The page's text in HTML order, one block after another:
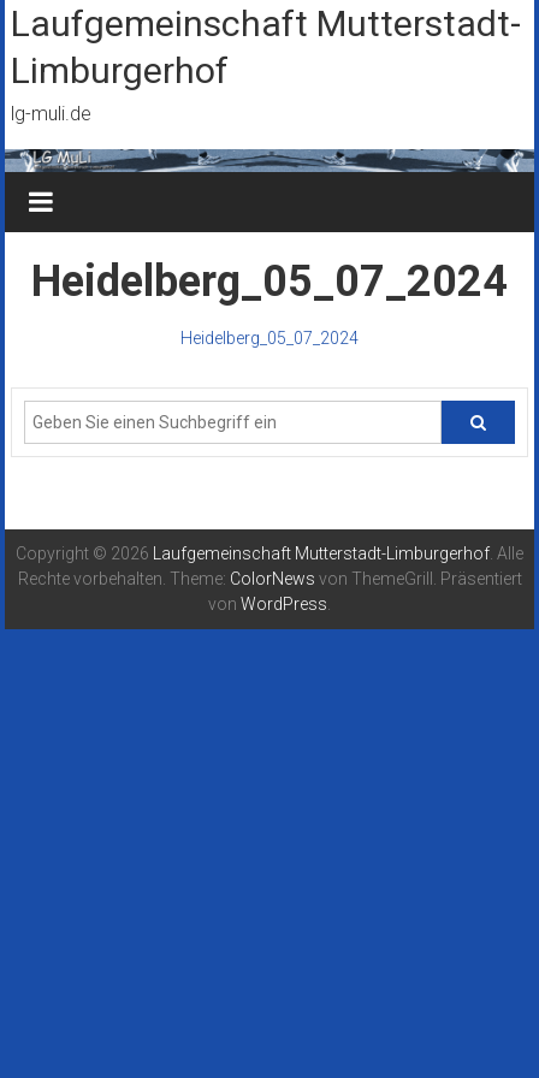
Zum
Inhalt
springen
Laufgemeinschaft Mutterstadt-
Limburgerhof
lg-muli.de
Heidelberg_05_07_2024
Heidelberg_05_07_2024
Copyright © 2026 Laufgemeinschaft Mutterstadt-Limburgerhof . Alle
Rechte vorbehalten. Theme: ColorNews von ThemeGrill. Präsentiert
von WordPress